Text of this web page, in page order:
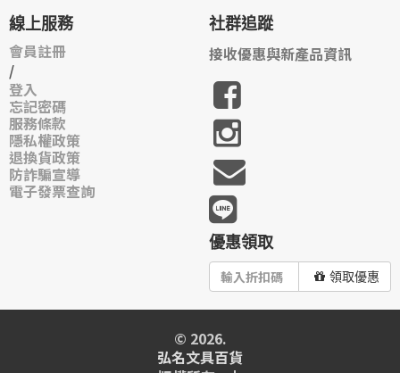
線上服務
會員註冊
/
登入
忘記密碼
服務條款
隱私權政策
退換貨政策
防詐騙宣導
電子發票查詢
社群追蹤
接收優惠與新產品資訊
優惠領取
領取優惠
© 2026.
弘名文具百貨